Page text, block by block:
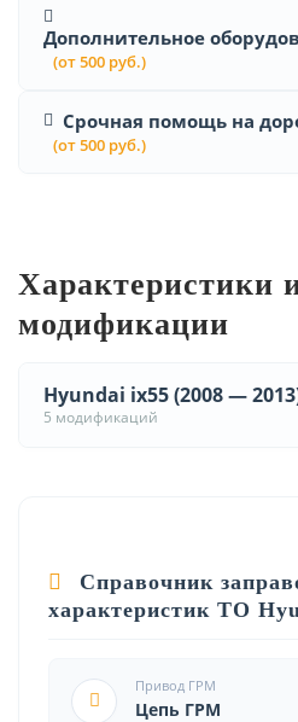
Дополнительное
(от 500 руб.)
Срочная помощь на
(от 500 руб.)
Характеристики
модификации
Hyundai ix55 (2008 —
5 модификаций
Справочник
характеристик ТО
Привод ГРМ
Цепь ГРМ